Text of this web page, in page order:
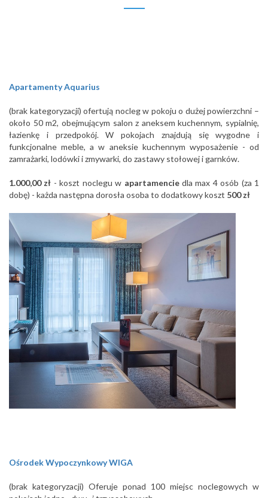
Apartamenty Aquarius
(brak kategoryzacji) ofertują nocleg w pokoju o dużej powierzchni –
około 50 m2, obejmującym salon z aneksem kuchennym, sypialnię,
łazienkę i przedpokój. W pokojach znajdują się wygodne i
funkcjonalne meble, a w aneksie kuchennym wyposażenie - od
zamrażarki, lodówki i zmywarki, do zastawy stołowej i garnków.
1.000,00 zł - koszt noclegu w apartamencie dla max 4 osób (za 1
dobę) - każda następna dorosła osoba to dodatkowy koszt 500 zł
Ośrodek Wypoczynkowy WIGA
(brak kategoryzacji) Oferuje ponad 100 miejsc noclegowych w